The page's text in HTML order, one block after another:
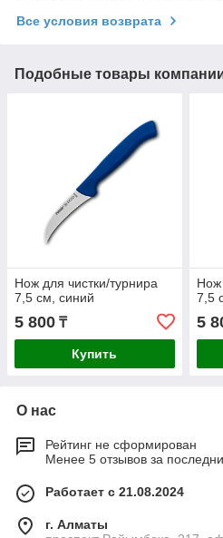
Все условия возврата
Подобные товары
Нож для чистки/турнира
7,5 см, синий
5 800 ₸
Купить
Нож
7,5
5
О нас
Рейтинг не сформирован
Менее 5 отзывов за
Работает с 21.08.2024
г. Алматы